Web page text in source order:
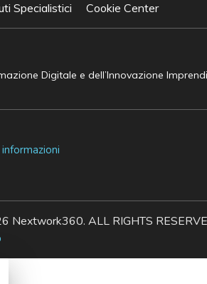
Specialistici Cookie Center
Digitale e dell’Innovazione
ALL RIGHTS